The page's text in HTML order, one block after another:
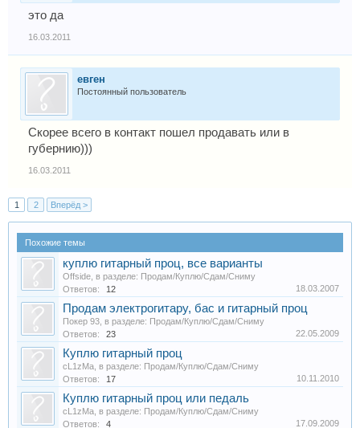
это да
16.03.2011
евген
Постоянный пользователь
Скорее всего в контакт пошел продавать или в
губернию)))
16.03.2011
1 2 Вперёд >
Похожие темы
куплю гитарный проц, все варианты
Offside , в разделе: Продам/Куплю/Сдам/Сниму
Ответов:
12 18.03.2007
Продам электрогитару, бас и гитарный проц
Покер 93 , в разделе: Продам/Куплю/Сдам/Сниму
Ответов:
23 22.05.2009
Куплю гитарный проц
cL1zMa , в разделе: Продам/Куплю/Сдам/Сниму
Ответов:
17 10.11.2010
Куплю гитарный проц или педаль
cL1zMa , в разделе: Продам/Куплю/Сдам/Сниму
Ответов:
4 17.09.2009